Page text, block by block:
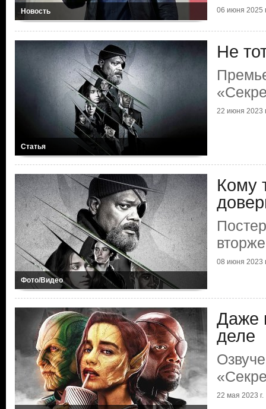
Новость 06 июня 2025
Статья
Не
22 июня 2023
Фото/Видео
Кому
08 июня 2023
Даже
деле
22 мая 2023 г.